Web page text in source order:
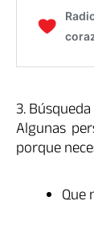
3.
Algunas
porque
Que